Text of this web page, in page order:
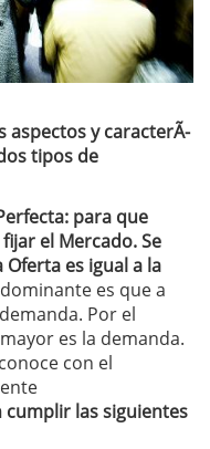
aspectos y caracterÃ­
tipos de
para que
el Mercado. Se
es igual a la
es que a
Por el
es la demanda.
con el
cumplir las siguientes